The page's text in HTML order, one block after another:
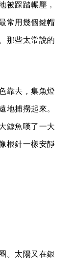
被踩踏輾壓，
常用幾個鍵帽
那些太常說的
靠去，集魚燈
地捕撈起來。
鯨魚嘆了一大
根針一樣安靜
。太陽又在銀